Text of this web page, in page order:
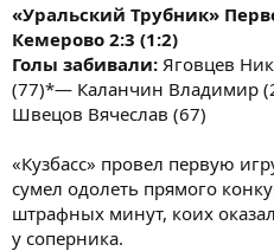
«Уральский Трубник»
Кемерово 2:3 (1:2)
Голы забивали: Яговцев
(77)*— Каланчин Владимир
Швецов Вячеслав (67)
«Кузбасс» провел первую
сумел одолеть прямого
штрафных минут, коих
у соперника.